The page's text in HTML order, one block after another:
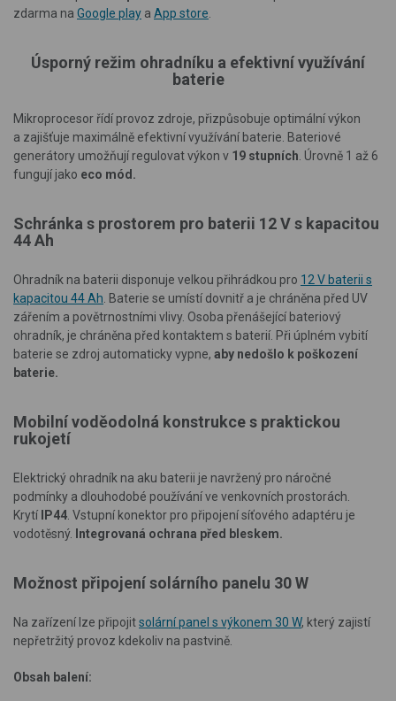
zdarma na Google play a App store
Úsporný režim ohradníku a efektivní využívání
baterie
Mikroprocesor řídí provoz zdroje, přizpůsobuje optimální výkon
a zajišťuje maximálně efektivní využívání baterie. Bateriové
generátory umožňují regulovat výkon v 19 stupních . Úrovně 1 až 6
fungují jako eco mód.
Schránka s prostorem pro baterii 12 V s kapacitou
44 Ah
Ohradník na baterii disponuje velkou přihrádkou pro 12 V baterii s
kapacitou 44 Ah . Baterie se umístí dovnitř a je chráněna před UV
zářením a povětrnostními vlivy. Osoba přenášející bateriový
ohradník, je chráněna před kontaktem s baterií. Při úplném vybití
baterie se zdroj automaticky vypne, aby nedošlo k poškození
baterie.
Mobilní voděodolná konstrukce s praktickou
rukojetí
Elektrický ohradník na aku baterii je navržený pro náročné
podmínky a dlouhodobé používání ve venkovních prostorách.
Krytí
IP44 . Vstupní konektor pro připojení síťového adaptéru je
vodotěsný.
Integrovaná ochrana před bleskem.
Možnost připojení solárního panelu 30 W
Na zařízení lze připojitsolární panel s výkonem 30 W, který zajistí
nepřetržitý provoz kdekoliv na pastvině.
Obsah balení: